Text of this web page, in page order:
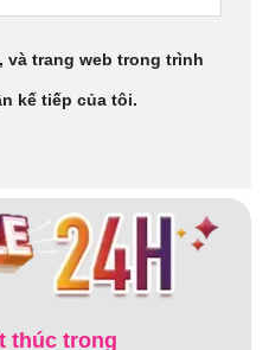
và trang web trong trình
kế tiếp của tôi.
thúc trong